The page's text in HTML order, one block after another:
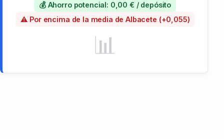
💰 Ahorro potencial: 0,00 € / depósito
⚠️ Por encima de la media de Albacete (+0,055)
📊